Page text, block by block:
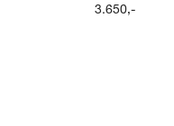
3.650,-